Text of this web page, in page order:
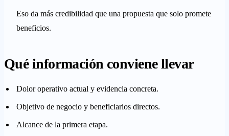
Eso da más credibilidad que una propuesta que solo promete
beneficios.
Qué información conviene llevar
Dolor operativo actual y evidencia concreta.
Objetivo de negocio y beneficiarios directos.
Alcance de la primera etapa.